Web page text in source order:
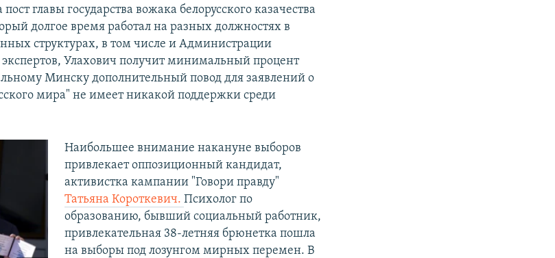
главы государства вожака белорусского казачества
долгое время работал на разных должностях в
структурах, в том числе и Администрации
Улахович получит минимальный процент
Минску дополнительный повод для заявлений о
мира" не имеет никакой поддержки среди
Наибольшее внимание накануне выборов
привлекает оппозиционный кандидат,
активистка кампании "Говори правду"
Татьяна Короткевич. Психолог по
образованию, бывший социальный работник,
привлекательная 38-летняя брюнетка пошла
на выборы под лозунгом мирных перемен. В